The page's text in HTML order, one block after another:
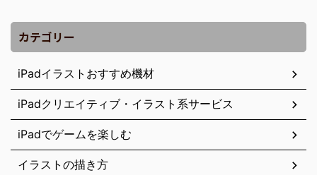
カテゴリー
iPadイラストおすすめ機材
iPadクリエイティブ・イラスト系サービス
iPadでゲームを楽しむ
イラストの描き方